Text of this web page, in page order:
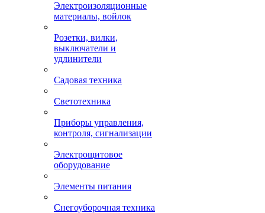
Электроизоляционные
материалы, войлок
Розетки, вилки,
выключатели и
удлинители
Садовая техника
Светотехника
Приборы управления,
контроля, сигнализации
Электрощитовое
оборудование
Элементы питания
Снегоуборочная техника